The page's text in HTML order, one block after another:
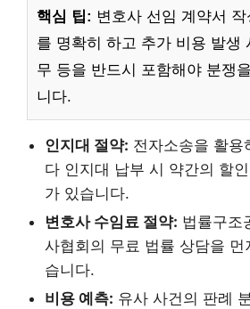
핵심 팁: 변호사 선임 계약서
를 명확히 하고 추가 비용 발생
무 등을 반드시 포함해야 분쟁
니다.
인지대 절약: 전자소송을 활용
다 인지대 납부 시 약간의 할
가 있습니다.
변호사 수임료 절약: 법률구조
사협회의 무료 법률 상담을 먼
습니다.
비용 예측: 유사 사건의 판례